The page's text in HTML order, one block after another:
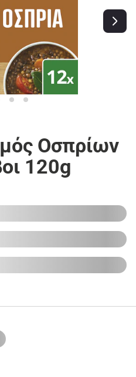
Οσπρίων
120g